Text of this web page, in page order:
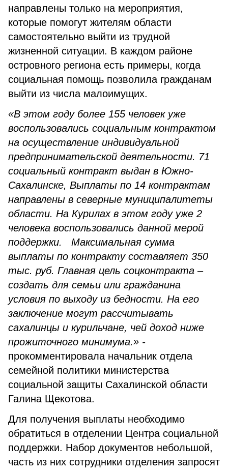
направлены только на мероприятия,
которые помогут жителям области
самостоятельно выйти из трудной
жизненной ситуации. В каждом районе
островного региона есть примеры, когда
социальная помощь позволила гражданам
выйти из числа малоимущих.
«В этом году более 155 человек уже
воспользовались социальным контрактом
на осуществление индивидуальной
предпринимательской деятельности. 71
социальный контракт выдан в Южно-
Сахалинске, Выплаты по 14 контрактам
направлены в северные муниципалитеты
области. На Курилах в этом году уже 2
человека воспользовались данной мерой
поддержки. Максимальная сумма
выплаты по контракту составляет 350
тыс. руб. Главная цель соцконтракта –
создать для семьи или гражданина
условия по выходу из бедности. На его
заключение могут рассчитывать
сахалинцы и курильчане, чей доход ниже
прожиточного минимума.» -
прокомментировала начальник отдела
семейной политики министерства
социальной защиты Сахалинской области
Галина Щекотова.
Для получения выплаты необходимо
обратиться в отделении Центра социальной
поддержки. Набор документов небольшой,
часть из них сотрудники отделения запросят